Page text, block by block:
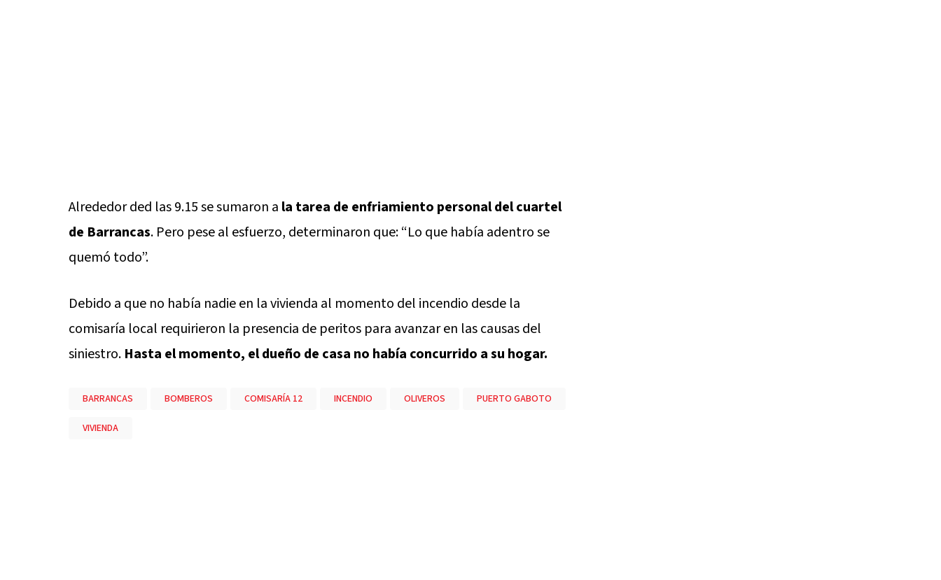
Alrededor ded las 9.15 se sumaron a la tarea de enfriamiento personal del cuartel
de Barrancas. Pero pese al esfuerzo, determinaron que: “Lo que había adentro se
quemó todo”.
Debido a que no había nadie en la vivienda al momento del incendio desde la
comisaría local requirieron la presencia de peritos para avanzar en las causas del
siniestro. Hasta el momento, el dueño de casa no había concurrido a su hogar.
BARRANCAS BOMBEROS COMISARÍA 12 INCENDIO OLIVEROS PUERTO GABOTO
VIVIENDA